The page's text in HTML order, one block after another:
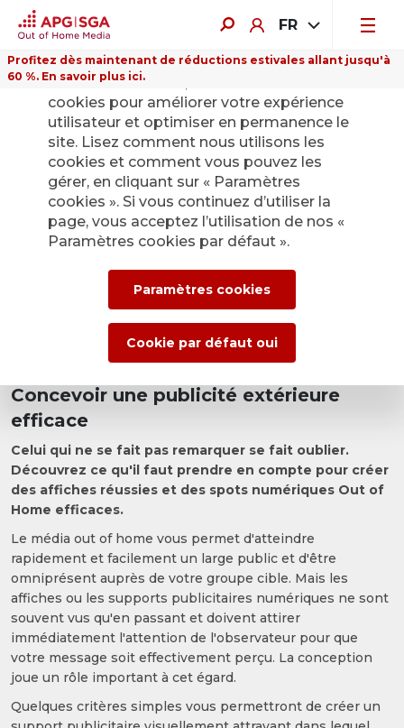
FR
Profitez dès maintenant de réductions estivales allant jusqu'à
60 %. En savoir plus ici.
Concevoir une publicité extérieure
efficace
Celui qui ne se fait pas remarquer se fait oublier.
Découvrez ce qu'il faut prendre en compte pour créer
des affiches réussies et des spots numériques Out of
Home efficaces.
Le média out of home vous permet d'atteindre
rapidement et facilement un large public et d'être
omniprésent auprès de votre groupe cible. Mais les
affiches ou les supports publicitaires numériques ne sont
souvent vus qu'en passant et doivent attirer
immédiatement l'attention de l'observateur pour que
votre message soit effectivement perçu. La conception
joue un rôle important à cet égard.
Quelques critères simples vous permettront de créer un
Sur ce site Internet, nous utilisons des
cookies pour améliorer votre expérience
utilisateur et optimiser en permanence le
site. Lisez comment nous utilisons les
cookies et comment vous pouvez les
gérer, en cliquant sur « Paramètres
cookies ». Si vous continuez d’utiliser la
page, vous acceptez l’utilisation de nos «
Paramètres cookies par défaut ».
Paramètres cookies
Cookie par défaut oui